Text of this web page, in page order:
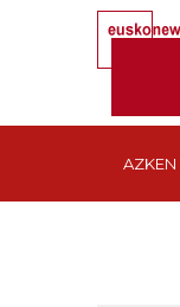
AZKEN